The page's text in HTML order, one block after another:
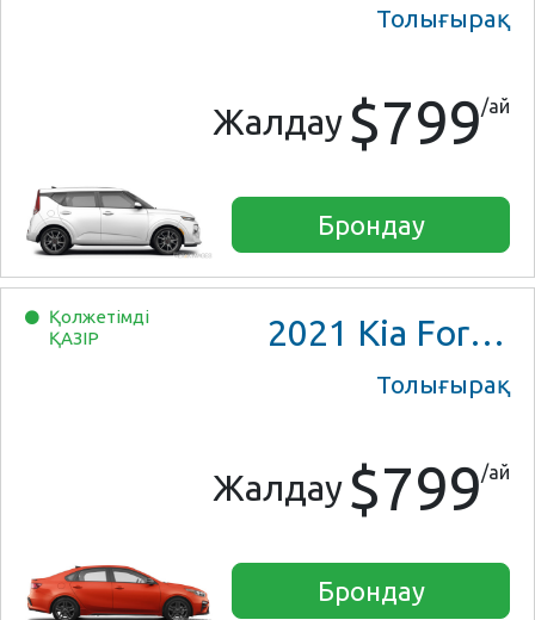
Толығырақ
Жалдау $799/ай
Брондау
Қолжетімді
ҚАЗІР
2021 Kia Forte GT line
Толығырақ
Жалдау $799/ай
Брондау